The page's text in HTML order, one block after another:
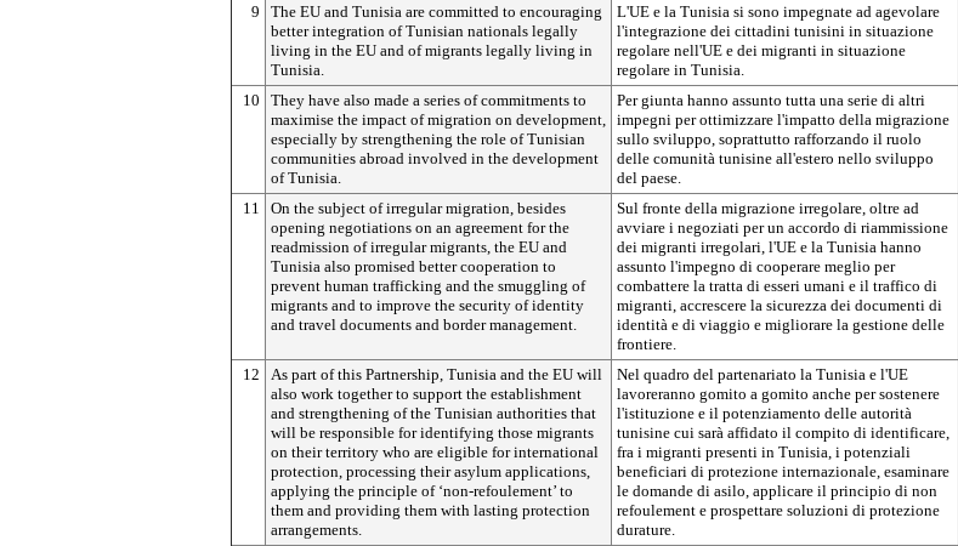
9
The EU and Tunisia are committed to encouraging
better integration of Tunisian nationals legally
living in the EU and of migrants legally living in
Tunisia.
L'UE e la Tunisia si sono impegnate ad agevolare
l'integrazione dei cittadini tunisini in situazione
regolare nell'UE e dei migranti in situazione
regolare in Tunisia.
10
They have also made a series of commitments to
maximise the impact of migration on development,
especially by strengthening the role of Tunisian
communities abroad involved in the development
of Tunisia.
Per giunta hanno assunto tutta una serie di altri
impegni per ottimizzare l'impatto della migrazione
sullo sviluppo, soprattutto rafforzando il ruolo
delle comunità tunisine all'estero nello sviluppo
del paese.
11
On the subject of irregular migration, besides
opening negotiations on an agreement for the
readmission of irregular migrants, the EU and
Tunisia also promised better cooperation to
prevent human trafficking and the smuggling of
migrants and to improve the security of identity
and travel documents and border management.
Sul fronte della migrazione irregolare, oltre ad
avviare i negoziati per un accordo di riammissione
dei migranti irregolari, l'UE e la Tunisia hanno
assunto l'impegno di cooperare meglio per
combattere la tratta di esseri umani e il traffico di
migranti, accrescere la sicurezza dei documenti di
identità e di viaggio e migliorare la gestione delle
frontiere.
12
As part of this Partnership, Tunisia and the EU will
also work together to support the establishment
and strengthening of the Tunisian authorities that
will be responsible for identifying those migrants
on their territory who are eligible for international
protection, processing their asylum applications,
applying the principle of ‘non-refoulement’ to
them and providing them with lasting protection
arrangements.
Nel quadro del partenariato la Tunisia e l'UE
lavoreranno gomito a gomito anche per sostenere
l'istituzione e il potenziamento delle autorità
tunisine cui sarà affidato il compito di identificare,
fra i migranti presenti in Tunisia, i potenziali
beneficiari di protezione internazionale, esaminare
le domande di asilo, applicare il principio di non
refoulement e prospettare soluzioni di protezione
durature.